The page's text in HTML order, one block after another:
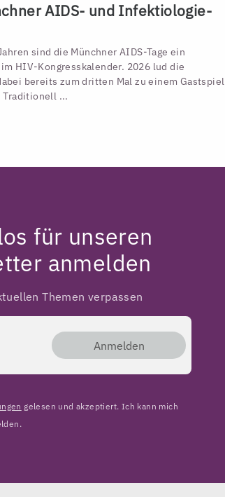
AIDS- und Infektiologie-
sind die Münchner AIDS-Tage ein
HIV-Kongresskalender. 2026 lud die
bereits zum dritten Mal zu einem Gastspiel
Traditionell ...
für unseren
anmelden
Themen verpassen
Anmelden
gelesen und akzeptiert. Ich kann mich